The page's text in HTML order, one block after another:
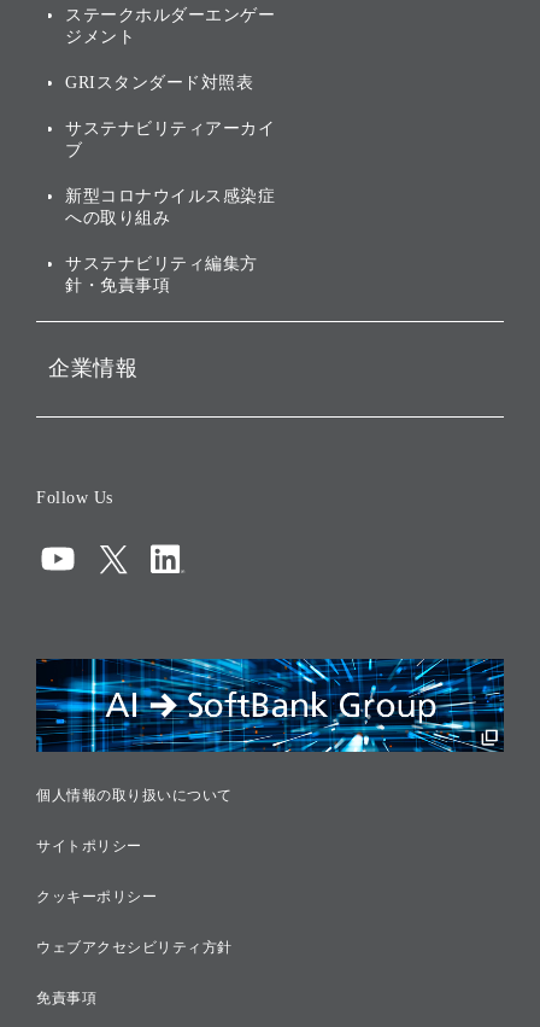
アニュアルレポート
株主・投資家情報（IR）に
サステナビリティの考え方
ガバナンス
投資先のサステナビリティ
ステークホルダーエンゲー
ジメント
GRIスタンダード対照表
サステナビリティアーカイ
ブ
新型コロナウイルス感染症
への取り組み
サステナビリティ編集方
針・免責事項
企業情報
コンプライアンス
リスクマネジメント
税務に対する取り組み
採用情報
Follow Us
個人情報の取り扱いについて
サイトポリシー
クッキーポリシー
ウェブアクセシビリティ方針
免責事項